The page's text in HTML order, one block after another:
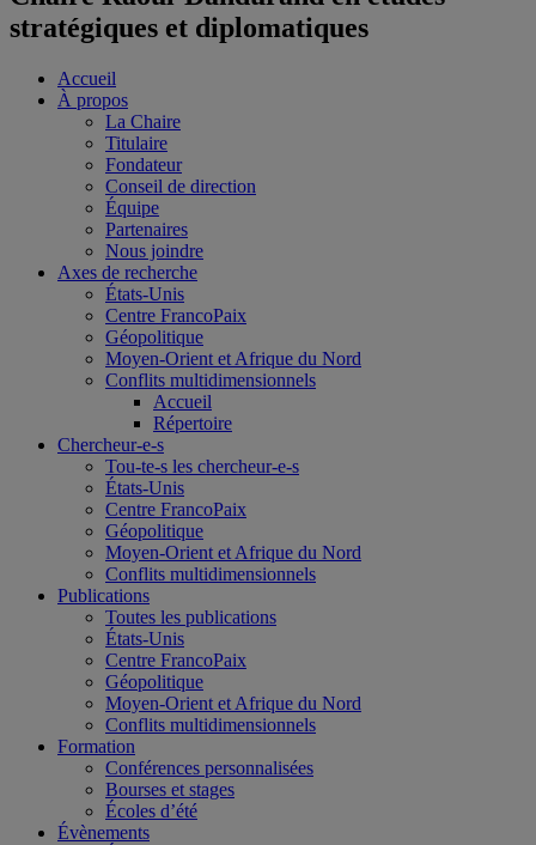
stratégiques et diplomatiques
Accueil
À propos
La Chaire
Titulaire
Fondateur
Conseil de direction
Équipe
Partenaires
Nous joindre
Axes de recherche
États-Unis
Centre FrancoPaix
Géopolitique
Moyen-Orient et Afrique du Nord
Conflits multidimensionnels
Accueil
Répertoire
Chercheur-e-s
Tou-te-s les chercheur-e-s
États-Unis
Centre FrancoPaix
Géopolitique
Moyen-Orient et Afrique du Nord
Conflits multidimensionnels
Publications
Toutes les publications
États-Unis
Centre FrancoPaix
Géopolitique
Moyen-Orient et Afrique du Nord
Conflits multidimensionnels
Formation
Conférences personnalisées
Bourses et stages
Écoles d’été
Évènements